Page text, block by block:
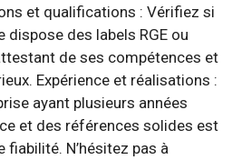
et qualifications : Vérifiez si
dispose des labels RGE ou
de ses compétences et
Expérience et réalisations :
ayant plusieurs années
et des références solides est
fiabilité. N’hésitez pas à